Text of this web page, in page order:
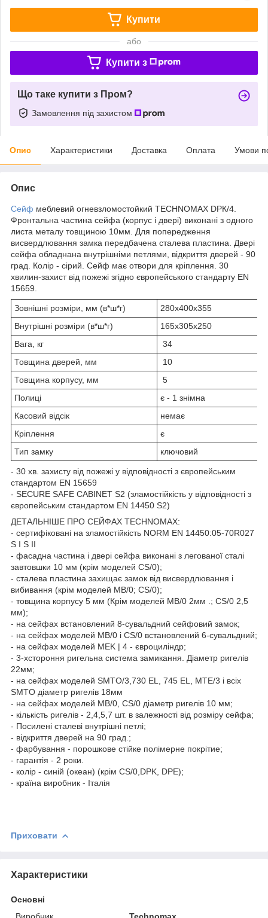
Купити
або
Купити з
Що таке купити з Пром?
Замовлення під захистом
Опис Характеристики Доставка Оплата Умови
Опис
Сейф меблевий огневзломостойкий TECHNOMAX DPК/4.
Фронтальна частина сейфа (корпус і двері) виконані з одного
листа металу товщиною 10мм. Для попередження
висвердлювання замка передбачена сталева пластина. Двері
сейфа обладнана внутрішніми петлями, відкриття дверей - 90
град. Колір - сірий. Сейф має отвори для кріплення. 30
хвилин-захист від пожежі згідно європейського стандарту EN
15659.
Зовнішні розміри, мм (в*ш*г)
280х400х355
Внутрішні розміри (в*ш*г)
165х305х250
Вага, кг
34
Товщина дверей, мм
10
Товщина корпусу, мм
5
Полиці
є - 1 знімна
Касовий відсік
немає
Кріплення
є
Тип замку
ключовий
- 30 хв. захисту від пожежі у відповідності з європейським
стандартом EN 15659
- SECURE SAFE CABINET S2 (зламостійкість у відповідності з
європейським стандартом EN 14450 S2)
ДЕТАЛЬНІШЕ ПРО СЕЙФАХ TECHNOMAX:
- сертифіковані на зламостійкість NORM EN 14450:05-70R027
S І S II
- фасадна частина і двері сейфа виконані з легованої сталі
завтовшки 10 мм (крім моделей CS/0);
- сталева пластина захищає замок від висвердлювання і
вибивання (крім моделей МВ/0; CS/0);
- товщина корпусу 5 мм (Крім моделей МВ/0 2мм .; CS/0 2,5
мм);
- на сейфах встановлений 8-сувальдний сейфовий замок;
- на сейфах моделей МВ/0 і CS/0 встановлений 6-сувальдний;
- на сейфах моделей MEK | 4 - євроциліндр;
- 3-хстороння ригельна система замикання. Діаметр ригелів
22мм;
- на сейфах моделей SMTO/3,730 EL, 745 EL, МТЕ/3 і всіх
SMTO діаметр ригелів 18мм
- на сейфах моделей МВ/0, CS/0 діаметр ригелів 10 мм;
- кількість ригелів - 2,4,5,7 шт. в залежності від розміру сейфа;
- Посилені сталеві внутрішні петлі;
- відкриття дверей на 90 град.;
- фарбування - порошкове стійке полімерне покрітие;
- гарантія - 2 роки.
- колір - синій (океан) (крім CS/0,DPK, DPE);
- країна виробник - Італія
Приховати
Характеристики
Основні
Виробник
Technomax